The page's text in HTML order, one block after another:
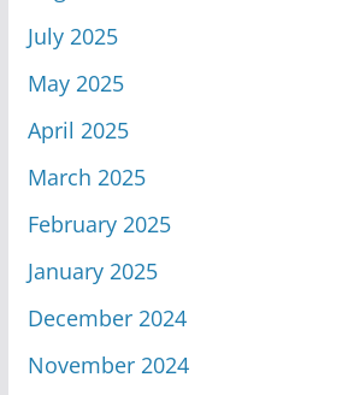
July 2025
May 2025
April 2025
March 2025
February 2025
January 2025
December 2024
November 2024